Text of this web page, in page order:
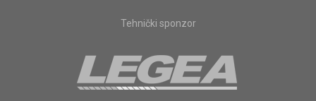
Tehnički sponzor